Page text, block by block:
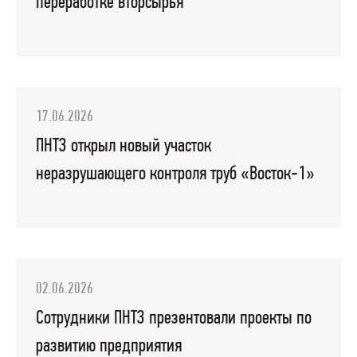
17.06.2026
ПНТЗ открыл новый участок
неразрушающего контроля труб «Восток-1»
02.06.2026
Сотрудники ПНТЗ презентовали проекты по
развитию предприятия